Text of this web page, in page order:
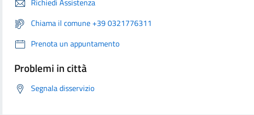
Chiama il comune +39 0321776311
Prenota un appuntamento
Problemi in città
Segnala disservizio